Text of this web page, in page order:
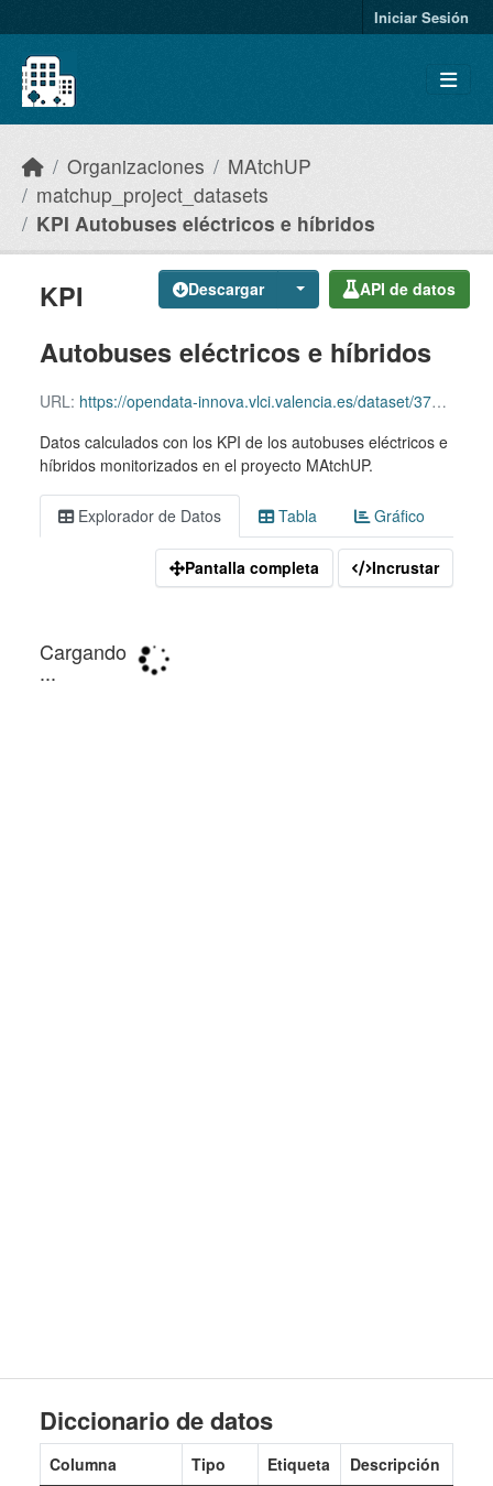
Iniciar Sesión
Organizaciones
MAtchUP
matchup_project_datasets
KPI Autobuses eléctricos e híbridos
Descargar API de datos
KPI
Autobuses eléctricos e híbridos
URL: https://opendata-innova.vlci.valencia.es/dataset/37d60fcd-50e2-42d3-9ba9-e36015742dc7/resource/f17278e0-f598-4976-8fec-c4e376489151/download/e-bus-y-h-bus.zip
Datos calculados con los KPI de los autobuses eléctricos e
híbridos monitorizados en el proyecto MAtchUP.
Explorador de Datos Tabla Gráfico
Pantalla completa Incrustar
Diccionario de datos
Columna Tipo Etiqueta
Descripción